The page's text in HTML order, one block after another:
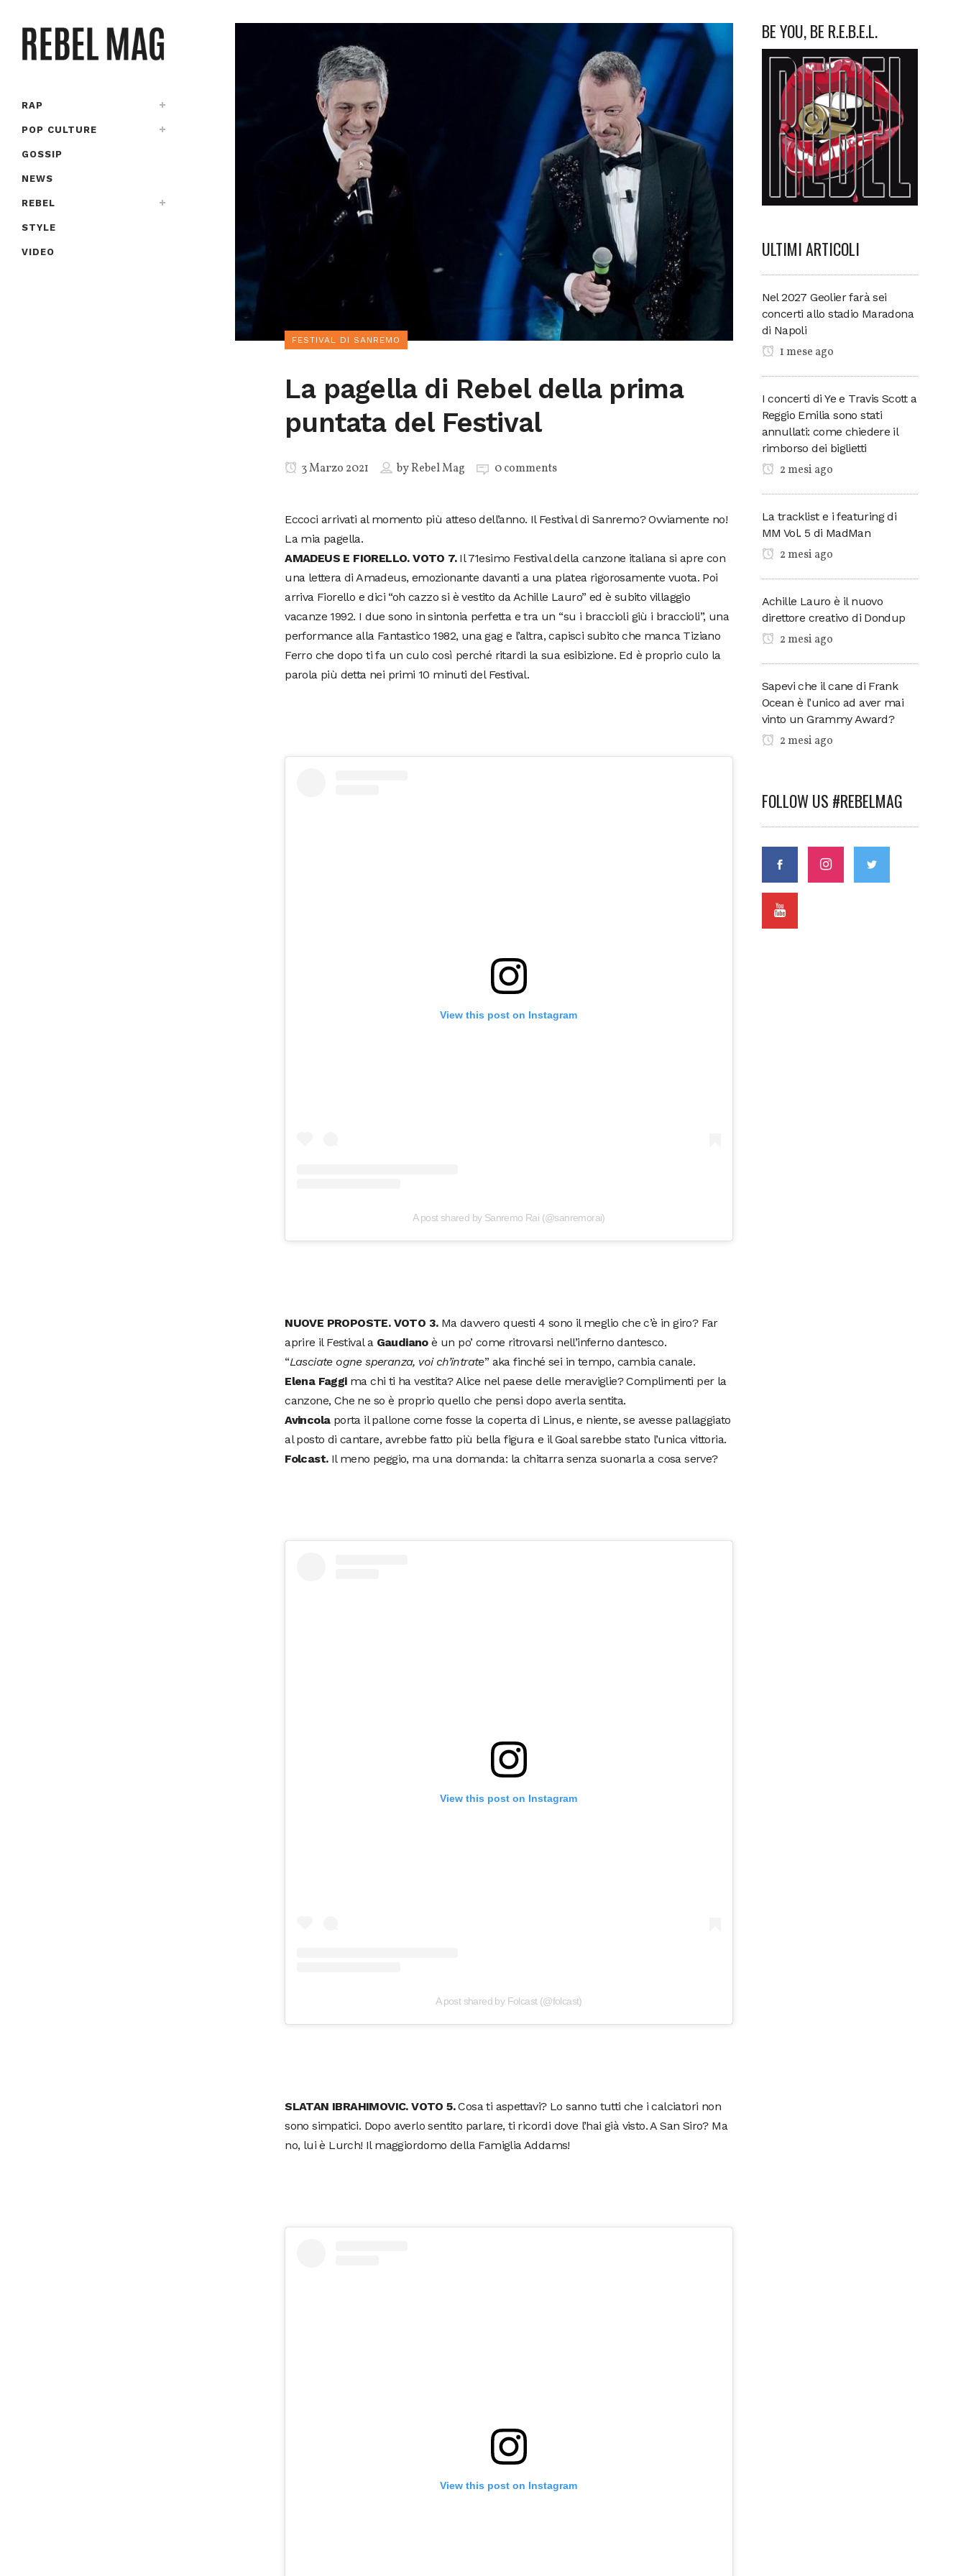
RAP
POP CULTURE
GOSSIP
NEWS
REBEL
STYLE
VIDEO
FESTIVAL DI SANREMO
La pagella di Rebel della prima
puntata del Festival
3 Marzo 2021 byRebel Mag 0 comments
Eccoci arrivati al momento più atteso dell’anno. Il Festival di Sanremo? Ovviamente no!
La mia pagella.
AMADEUS E FIORELLO. VOTO 7. Il 71esimo Festival della canzone italiana si apre con
una lettera di Amadeus, emozionante davanti a una platea rigorosamente vuota. Poi
arriva Fiorello e dici “oh cazzo si è vestito da Achille Lauro” ed è subito villaggio
vacanze 1992. I due sono in sintonia perfetta e tra un “su i braccioli giù i braccioli”, una
performance alla Fantastico 1982, una gag e l’altra, capisci subito che manca Tiziano
Ferro che dopo ti fa un culo così perché ritardi la sua esibizione. Ed è proprio culo la
parola più detta nei primi 10 minuti del Festival.
View this post on Instagram
A post shared by Sanremo Rai (@sanremorai)
NUOVE PROPOSTE. VOTO 3. Ma davvero questi 4 sono il meglio che c’è in giro? Far
aprire il Festival a Gaudianoè un po’ come ritrovarsi nell’inferno dantesco.
“Lasciate ogne speranza, voi ch’intrate” aka finché sei in tempo, cambia canale.
Elena Faggi ma chi ti ha vestita? Alice nel paese delle meraviglie? Complimenti per la
canzone, Che ne so è proprio quello che pensi dopo averla sentita.
Avincola porta il pallone come fosse la coperta di Linus, e niente, se avesse pallaggiato
al posto di cantare, avrebbe fatto più bella figura e il Goal sarebbe stato l’unica vittoria.
Folcast. Il meno peggio, ma una domanda: la chitarra senza suonarla a cosa serve?
View this post on Instagram
A post shared by Folcast (@folcast)
SLATAN IBRAHIMOVIC. VOTO 5.Cosa ti aspettavi? Lo sanno tutti che i calciatori non
sono simpatici. Dopo averlo sentito parlare, ti ricordi dove l’hai già visto. A San Siro? Ma
no, lui è Lurch! Il maggiordomo della Famiglia Addams!
View this post on Instagram
BE YOU, BE R.E.B.E.L.
ULTIMI ARTICOLI
Nel 2027 Geolier farà sei
concerti allo stadio Maradona
di Napoli
1 mese ago
I concerti di Ye e Travis Scott a
Reggio Emilia sono stati
annullati: come chiedere il
rimborso dei biglietti
2 mesi ago
La tracklist e i featuring di
MM Vol. 5 di MadMan
2 mesi ago
Achille Lauro è il nuovo
direttore creativo di Dondup
2 mesi ago
Sapevi che il cane di Frank
Ocean è l’unico ad aver mai
vinto un Grammy Award?
2 mesi ago
FOLLOW US #REBELMAG